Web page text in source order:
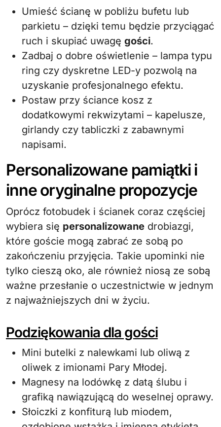
Umieść ścianę w pobliżu bufetu lub
parkietu – dzięki temu będzie przyciągać
ruch i skupiać uwagę gości.
Zadbaj o dobre oświetlenie – lampa typu
ring czy dyskretne LED-y pozwolą na
uzyskanie profesjonalnego efektu.
Postaw przy ściance kosz z
dodatkowymi rekwizytami – kapelusze,
girlandy czy tabliczki z zabawnymi
napisami.
Personalizowane pamiątki i
inne oryginalne propozycje
Oprócz fotobudek i ścianek coraz częściej
wybiera się personalizowane drobiazgi,
które goście mogą zabrać ze sobą po
zakończeniu przyjęcia. Takie upominki nie
tylko cieszą oko, ale również niosą ze sobą
ważne przesłanie o uczestnictwie w jednym
z najważniejszych dni w życiu.
Podziękowania dla gości
Mini butelki z nalewkami lub oliwą z
oliwek z imionami Pary Młodej.
Magnesy na lodówkę z datą ślubu i
grafiką nawiązującą do weselnej oprawy.
Słoiczki z konfiturą lub miodem,